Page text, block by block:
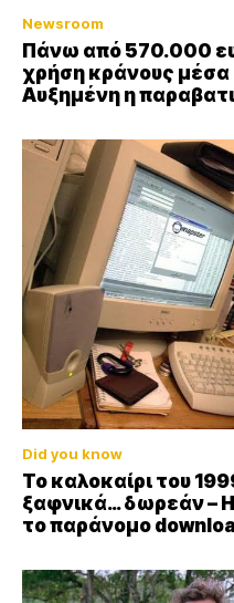
Newsroom
Πάνω από 570.000
χρήση κράνους μέσα
Αυξημένη η
Did you know
Το καλοκαίρι του
ξαφνικά… δωρεάν –
το παράνομο